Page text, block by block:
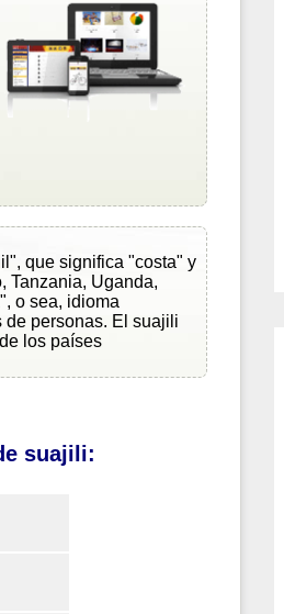
que significa "costa" y
Tanzania, Uganda,
o sea, idioma
de personas. El suajili
los países
suajili: